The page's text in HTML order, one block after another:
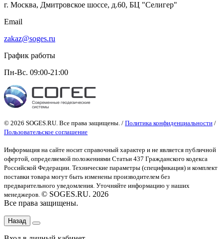
г. Москва, Дмитровское шоссе, д.60, БЦ "Селигер"
Email
zakaz@soges.ru
График работы
Пн-Вс. 09:00-21:00
© 2026 SOGES.RU. Все права защищены. / Политика конфиденциальности /
Пользовательское соглашение
Информация на сайте носит справочный характер и не является публичной
офертой, определяемой положениями Статьи 437 Гражданского кодекса
Российской Федерации. Технические параметры (спецификация) и комплект
поставки товара могут быть изменены производителем без
предварительного уведомления. Уточняйте информацию у наших
менеджеров. © SOGES.RU. 2026
Все права защищены.
Назад